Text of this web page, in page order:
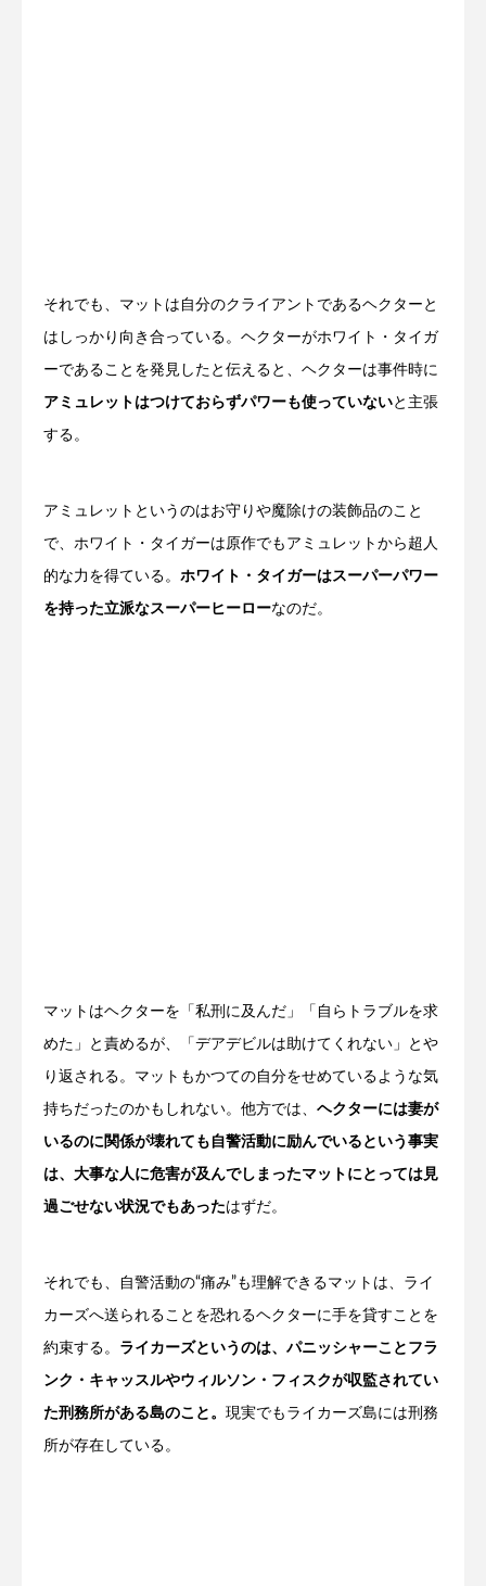
それでも、マットは自分のクライアントであるヘクターと
はしっかり向き合っている。ヘクターがホワイト・タイガ
ーであることを発見したと伝えると、ヘクターは事件時に
アミュレットはつけておらずパワーも使っていないと主張
する。
アミュレットというのはお守りや魔除けの装飾品のこと
で、ホワイト・タイガーは原作でもアミュレットから超人
的な力を得ている。 ホワイト・タイガーはスーパーパワー
を持った立派なスーパーヒーローなのだ。
マットはヘクターを「私刑に及んだ」「自らトラブルを求
めた」と責めるが、「デアデビルは助けてくれない」とや
り返される。マットもかつての自分をせめているような気
持ちだったのかもしれない。他方では、 ヘクターには妻が
いるのに関係が壊れても自警活動に励んでいるという事実
は、大事な人に危害が及んでしまったマットにとっては見
過ごせない状況でもあったはずだ。
それでも、自警活動の“痛み”も理解できるマットは、ライ
カーズへ送られることを恐れるヘクターに手を貸すことを
約束する。 ライカーズというのは、パニッシャーことフラ
ンク・キャッスルやウィルソン・フィスクが収監されてい
た刑務所がある島のこと。 現実でもライカーズ島には刑務
所が存在している。